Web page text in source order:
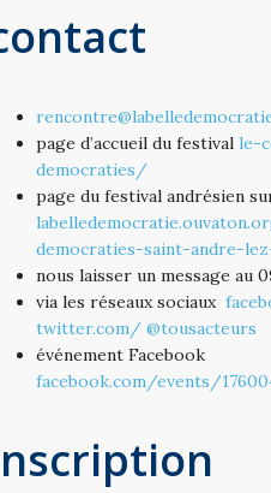
page d’accueil du festival le-
democraties/
page du festival andrésien
democraties-saint-andre-
nous laisser un message au
via les réseaux sociaux
twitter.com/ @tousacteurs
événement Facebook
facebook.com/events/